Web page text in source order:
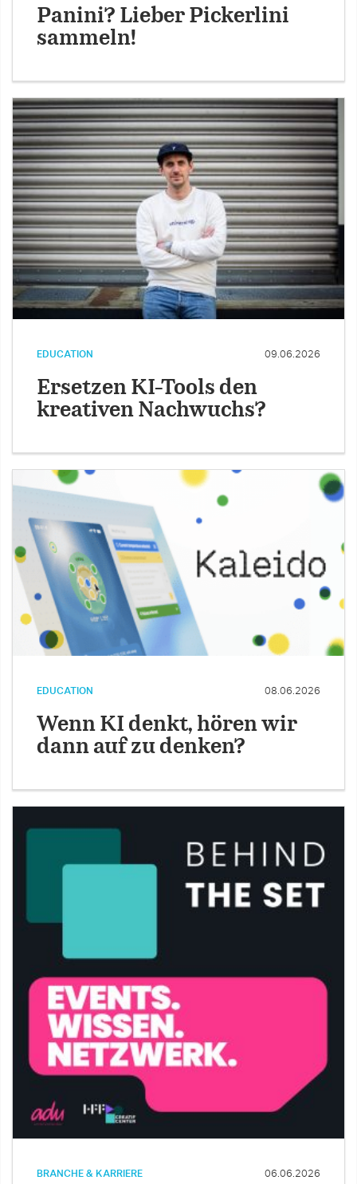
Panini? Lieber Pickerlini
sammeln!
EDUCATION 09.06.2026
Ersetzen KI-Tools den
kreativen Nachwuchs?
EDUCATION 08.06.2026
Wenn KI denkt, hören wir
dann auf zu denken?
BRANCHE & KARRIERE 06.06.2026